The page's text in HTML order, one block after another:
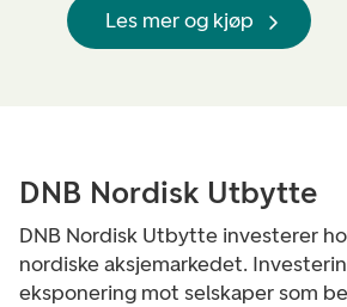
Les mer og kjøp
DNB Nordisk Utbytte
DNB Nordisk Utbytte investerer
nordiske aksjemarkedet.
eksponering mot selskaper som